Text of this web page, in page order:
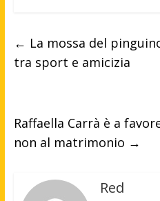
← La mossa del
tra sport e amicizia
Raffaella Carrà è a
non al matrimonio →
Red